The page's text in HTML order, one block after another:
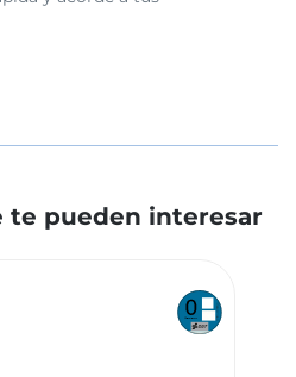
te pueden interesar